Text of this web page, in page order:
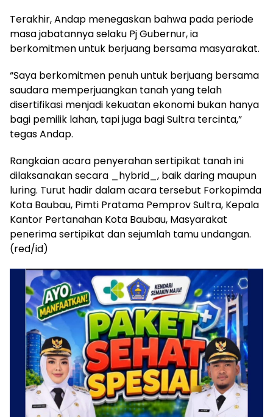
Terakhir, Andap menegaskan bahwa pada periode
masa jabatannya selaku Pj Gubernur, ia
berkomitmen untuk berjuang bersama masyarakat.
“Saya berkomitmen penuh untuk berjuang bersama
saudara memperjuangkan tanah yang telah
disertifikasi menjadi kekuatan ekonomi bukan hanya
bagi pemilik lahan, tapi juga bagi Sultra tercinta,”
tegas Andap.
Rangkaian acara penyerahan sertipikat tanah ini
dilaksanakan secara _hybrid_, baik daring maupun
luring. Turut hadir dalam acara tersebut Forkopimda
Kota Baubau, Pimti Pratama Pemprov Sultra, Kepala
Kantor Pertanahan Kota Baubau, Masyarakat
penerima sertipikat dan sejumlah tamu undangan.
(red/id)